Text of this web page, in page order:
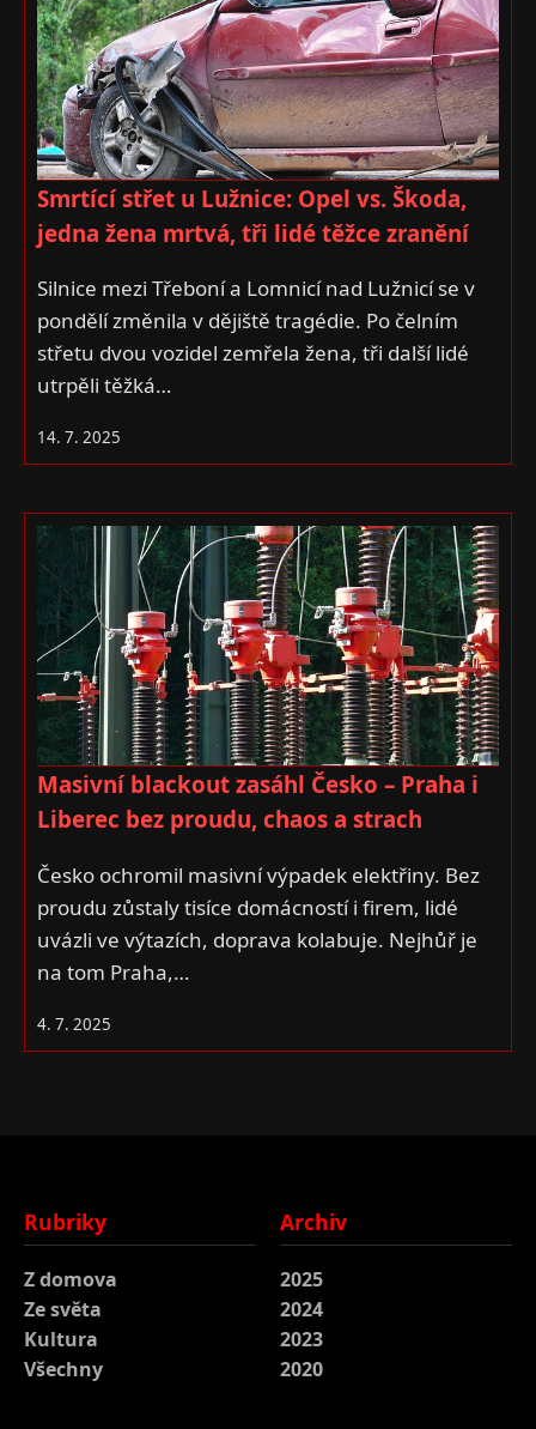
Smrtící střet u Lužnice: Opel vs. Škoda,
jedna žena mrtvá, tři lidé těžce zranění
Silnice mezi Třeboní a Lomnicí nad Lužnicí se v
pondělí změnila v dějiště tragédie. Po čelním
střetu dvou vozidel zemřela žena, tři další lidé
utrpěli těžká…
14. 7. 2025
Masivní blackout zasáhl Česko – Praha i
Liberec bez proudu, chaos a strach
Česko ochromil masivní výpadek elektřiny. Bez
proudu zůstaly tisíce domácností i firem, lidé
uvázli ve výtazích, doprava kolabuje. Nejhůř je
na tom Praha,…
4. 7. 2025
Rubriky
Z domova
Ze světa
Kultura
Všechny
Archiv
2025
2024
2023
2020